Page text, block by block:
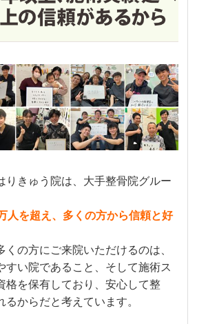
りきゅう院は、大手整骨院グルー
人を超え、多くの方から信頼と好
の方にご来院いただけるのは、
すい院であること、そして施術ス
格を保有しており、安心して整
からだと考えています。